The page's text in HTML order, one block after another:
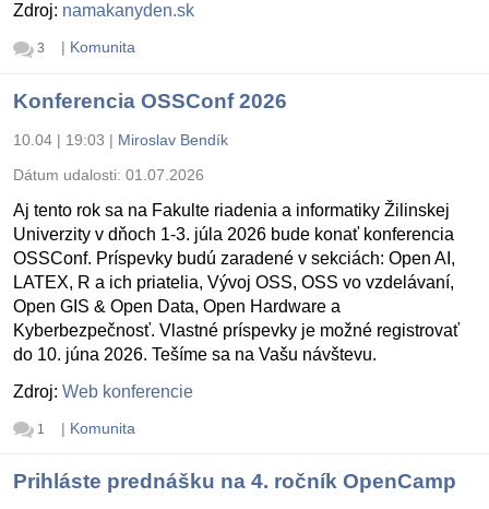
Zdroj: namakanyden.sk
3 | Komunita
Konferencia OSSConf 2026
10.04 | 19:03 | Miroslav Bendík
Dátum udalosti: 01.07.2026
Aj tento rok sa na Fakulte riadenia a informatiky Žilinskej
Univerzity v dňoch 1-3. júla 2026 bude konať konferencia
OSSConf. Príspevky budú zaradené v sekciách: Open AI,
LATEX, R a ich priatelia, Vývoj OSS, OSS vo vzdelávaní,
Open GIS & Open Data, Open Hardware a
Kyberbezpečnosť. Vlastné príspevky je možné registrovať
do 10. júna 2026. Tešíme sa na Vašu návštevu.
Zdroj: Web konferencie
1 | Komunita
Prihláste prednášku na 4. ročník OpenCamp